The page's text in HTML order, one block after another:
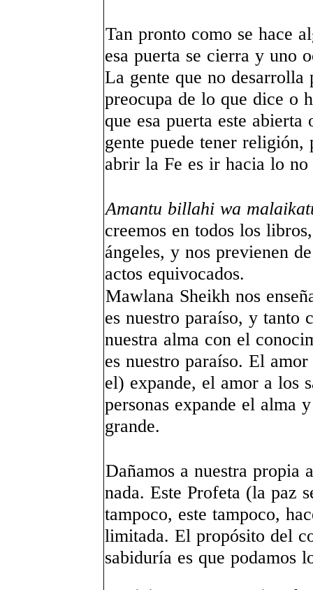
Tan pronto como se hace
esa puerta se cierra y uno
La gente que no desarrolla
preocupa de lo que dice o
que esa puerta este
gente puede tener
abrir la Fe es ir hacia lo
Amantu billahi wa
creemos en todos los
ángeles, y nos previenen
actos equivocados.
Mawlana Sheikh nos
es nuestro paraíso, y tanto
nuestra alma con el
es nuestro paraíso. El
el) expande, el amor a los
personas expande el alma
grande.
Dañamos a nuestra propia
nada. Este Profeta (la paz
tampoco, este tampoco,
limitada. El propósito del
sabiduría es que podamos